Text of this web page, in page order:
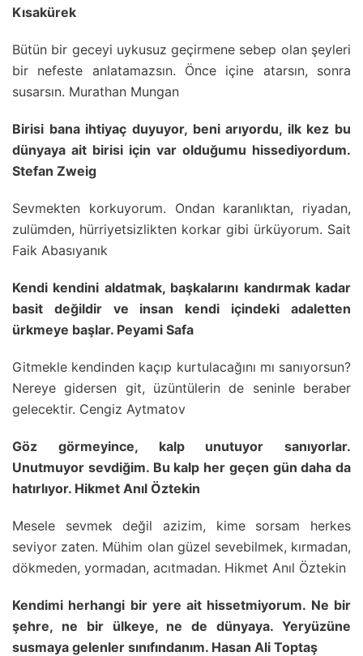
Kısakürek
Bütün bir geceyi uykusuz geçirmene sebep olan şeyleri
bir nefeste anlatamazsın. Önce içine atarsın, sonra
susarsın. Murathan Mungan
Birisi bana ihtiyaç duyuyor, beni arıyordu, ilk kez bu
dünyaya ait birisi için var olduğumu hissediyordum.
Stefan Zweig
Sevmekten korkuyorum. Ondan karanlıktan, riyadan,
zulümden, hürriyetsizlikten korkar gibi ürküyorum. Sait
Faik Abasıyanık
Kendi kendini aldatmak, başkalarını kandırmak kadar
basit değildir ve insan kendi içindeki adaletten
ürkmeye başlar. Peyami Safa
Gitmekle kendinden kaçıp kurtulacağını mı sanıyorsun?
Nereye gidersen git, üzüntülerin de seninle beraber
gelecektir. Cengiz Aytmatov
Göz görmeyince, kalp unutuyor sanıyorlar.
Unutmuyor sevdiğim. Bu kalp her geçen gün daha da
hatırlıyor. Hikmet Anıl Öztekin
Mesele sevmek değil azizim, kime sorsam herkes
seviyor zaten. Mühim olan güzel sevebilmek, kırmadan,
dökmeden, yormadan, acıtmadan. Hikmet Anıl Öztekin
Kendimi herhangi bir yere ait hissetmiyorum. Ne bir
şehre, ne bir ülkeye, ne de dünyaya. Yeryüzüne
susmaya gelenler sınıfındanım. Hasan Ali Toptaş